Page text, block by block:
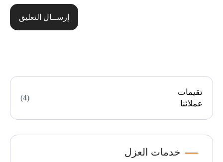
إرســال التعليق
تقيمات
عملائنا
(4)
خدمات العزل